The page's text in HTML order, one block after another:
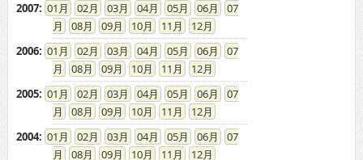
08
09 10 11
12
01 02 03 04 05 06
08
09 10 11
12
01 02 03 04 05 06
08
09 10 11
12
01 02 03 04 05 06
08
09 10 11 12